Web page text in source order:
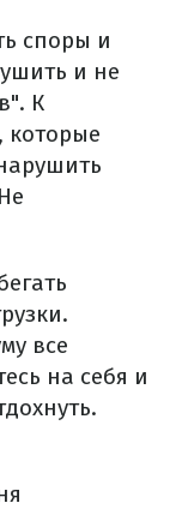
споры и
и не
К
которые
все
на себя и